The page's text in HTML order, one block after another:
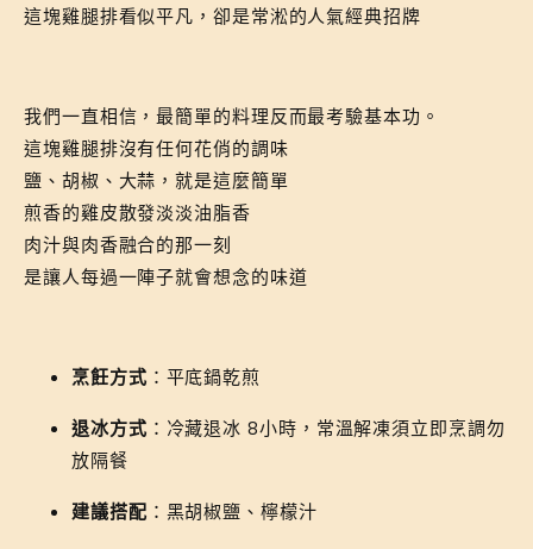
這塊雞腿排看似平凡，卻是常淞的人氣經典招牌
我們一直相信，最簡單的料理反而最考驗基本功。
這塊雞腿排沒有任何花俏的調味
鹽、胡椒、大蒜，就是這麼簡單
煎香的雞皮散發淡淡油脂香
肉汁與肉香融合的那一刻
是讓人每過一陣子就會想念的味道
烹飪方式 ：平底鍋乾煎
退冰方式 ： 冷藏退冰 8小時，常溫解凍須立即烹調勿
放隔餐
建議搭配 ：黑胡椒鹽、檸檬汁